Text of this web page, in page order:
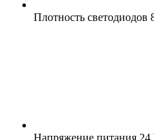
Плотность светодиодов
Напряжение питания 24